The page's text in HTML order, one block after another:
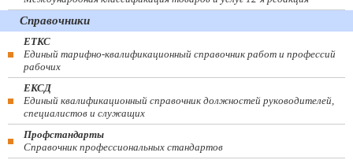
Справочники
ЕТКС
Единый тарифно-квалификационный справочник работ и профессий
рабочих
ЕКСД
Единый квалификационный справочник должностей руководителей,
специалистов и служащих
Профстандарты
Справочник профессиональных стандартов